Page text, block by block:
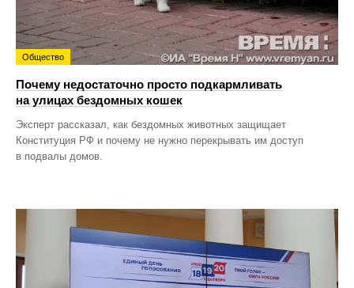
Общество
Почему недостаточно просто подкармливать
на улицах бездомных кошек
Эксперт рассказал, как бездомных животных защищает
Конституция РФ и почему не нужно перекрывать им доступ
в подвалы домов.